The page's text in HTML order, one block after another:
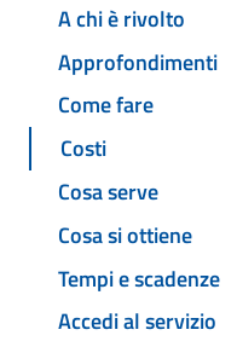
A chi è rivolto
Approfondimenti
Come fare
Costi
Cosa serve
Cosa si ottiene
Tempi e scadenze
Accedi al servizio